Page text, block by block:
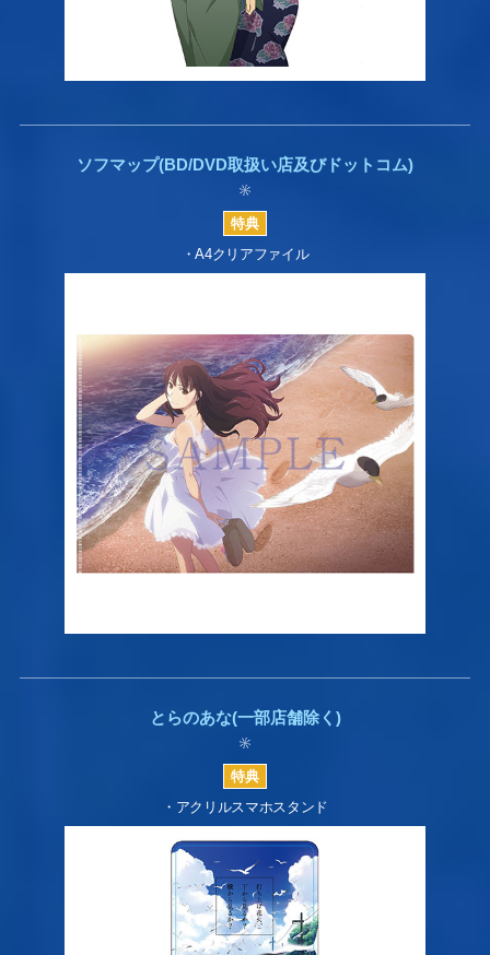
ソフマップ(BD/DVD取扱い店及びドットコム)
・A4クリアファイル
とらのあな(一部店舗除く)
・アクリルスマホスタンド